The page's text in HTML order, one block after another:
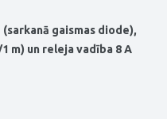
gaismas diode),
m) un releja vadība 8 A